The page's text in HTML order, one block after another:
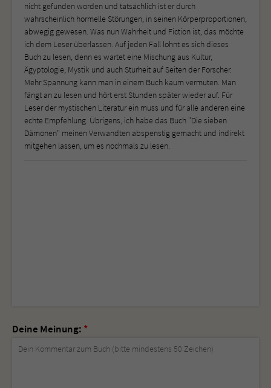
nicht gefunden worden und tatsächlich ist er durch
wahrscheinlich hormelle Störungen, in seinen Körperproportionen,
abwegig gewesen. Was nun Wahrheit und Fiction ist, das möchte
ich dem Leser überlassen. Auf jeden Fall lohnt es sich dieses
Buch zu lesen, denn es wartet eine Mischung aus Kultur,
Ägyptologie, Mystik und auch Sturheit auf Seiten der Forscher.
Mehr Spannung kann man in einem Buch kaum vermuten. Man
fängt an zu lesen und hört erst Stunden später wieder auf. Für
Leser der mystischen Literatur ein muss und für alle anderen eine
echte Empfehlung. Übrigens, ich habe das Buch "Die sieben
Dämonen" meinen Verwandten abspenstig gemacht und indirekt
mitgehen lassen, um es nochmals zu lesen.
Deine Meinung: *